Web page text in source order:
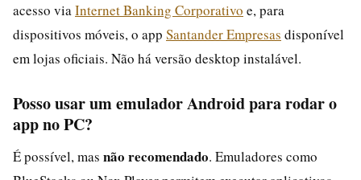
acesso via Internet Banking Corporativo e, para
dispositivos móveis, o app Santander Empresas disponível
em lojas oficiais. Não há versão desktop instalável.
Posso usar um emulador Android para rodar o
app no PC?
É possível, mas não recomendado. Emuladores como